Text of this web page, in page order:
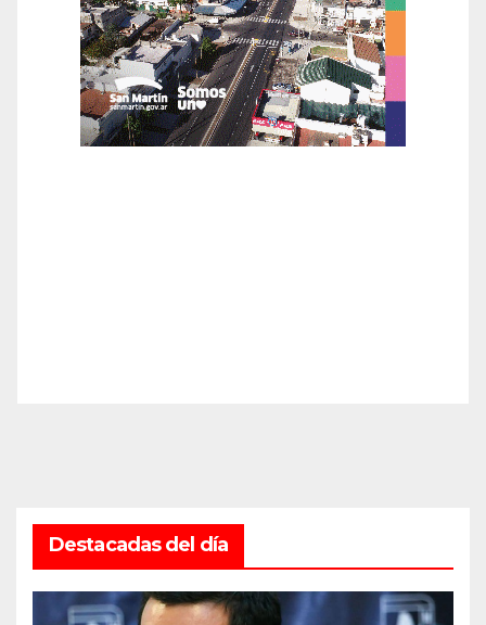
Destacadas del día